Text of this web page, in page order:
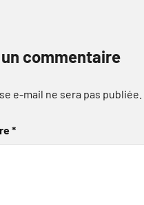
commentaire
e-mail ne sera pas publiée.
*